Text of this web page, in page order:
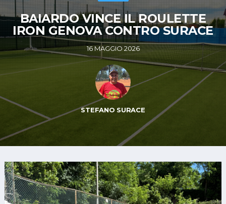
BAIARDO VINCE IL ROULETTE
IRON GENOVA CONTRO SURACE
16 MAGGIO 2026
STEFANO SURACE